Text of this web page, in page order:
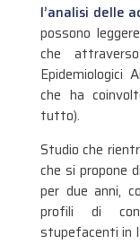
l’analisi delle
possono
che
che ha
tutto).
Studio che
che si propone
per due anni,
profili di
stupefacenti in